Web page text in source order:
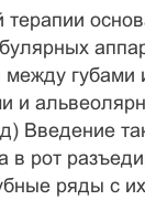
между
и
Введение
в рот
ряды с